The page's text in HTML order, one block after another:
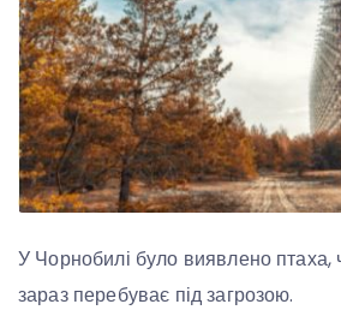
У Чорнобилі було виявлено птаха,
зараз перебуває під загрозою.